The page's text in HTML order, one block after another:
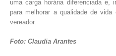
uma carga horária diferenciada e,
para melhorar a qualidade de
vereador.
Foto: Claudia Arantes